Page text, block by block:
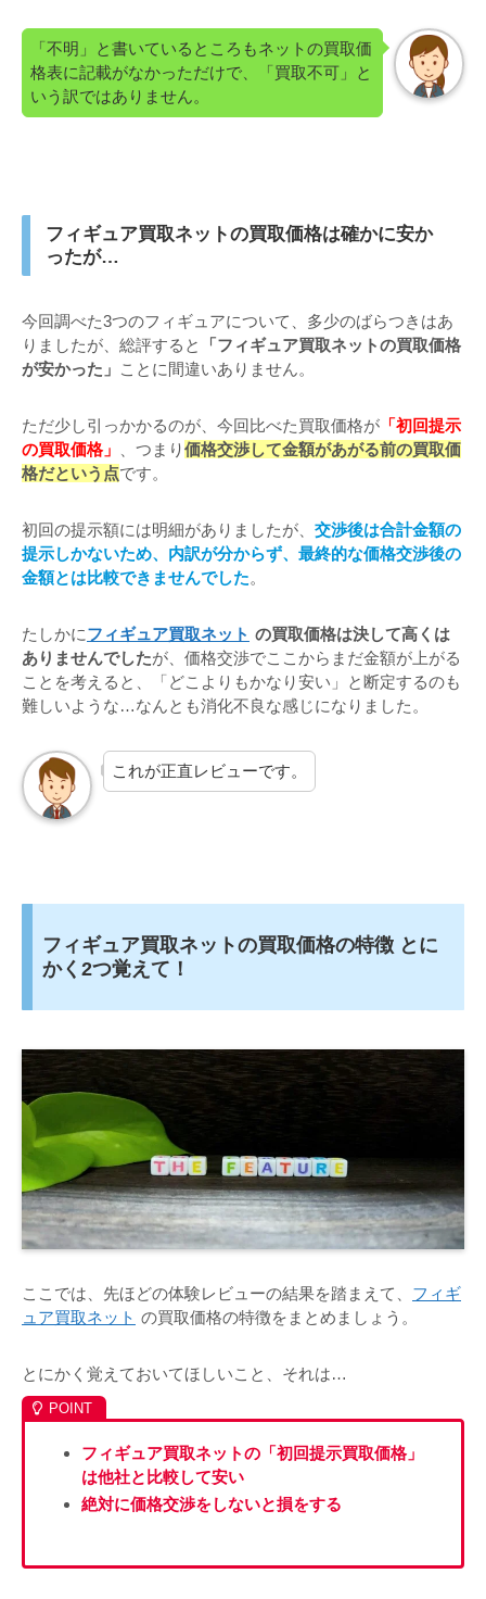
「不明」と書いているところもネットの買取価
格表に記載がなかっただけで、「買取不可」と
いう訳ではありません。
フィギュア買取ネットの買取価格は確かに安か
ったが…
今回調べた3つのフィギュアについて、多少のばらつきはあ
りましたが、総評すると
「フィギュア買取ネットの買取価格
が安かった」 ことに間違いありません。
ただ少し引っかかるのが、今回比べた買取価格が 「初回提示
の買取価格」
、つまり価格交渉して金額があがる前の買取価
格だという点です。
初回の提示額には明細がありましたが、 交渉後は合計金額の
提示しかないため、内訳が分からず、最終的な価格交渉後の
金額とは比較できませんでした。
たしかにフィギュア買取ネット の買取価格は決して高くは
ありませんでしたが、価格交渉でここからまだ金額が上がる
ことを考えると、「どこよりもかなり安い」と断定するのも
難しいような…なんとも消化不良な感じになりました。
これが正直レビューです。
フィギュア買取ネットの買取価格の特徴 とに
かく2つ覚えて！
ここでは、先ほどの体験レビューの結果を踏まえて、 フィギ
ュア買取ネット の買取価格の特徴をまとめましょう。
とにかく覚えておいてほしいこと、それは…
フィギュア買取ネットの「初回提示買取価格」
は他社と比較して安い
絶対に価格交渉をしないと損をする